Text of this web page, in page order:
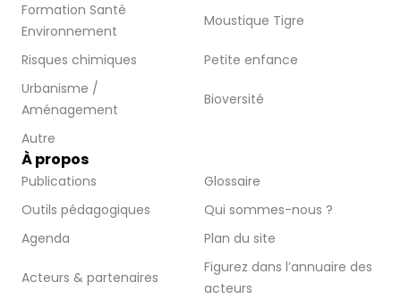
Formation Santé
Environnement
Moustique Tigre
Risques chimiques
Petite enfance
Urbanisme /
Aménagement
Bioversité
Autre
À propos
Publications
Glossaire
Outils pédagogiques
Qui sommes-nous ?
Agenda
Plan du site
Acteurs & partenaires
Figurez dans l’annuaire des
acteurs